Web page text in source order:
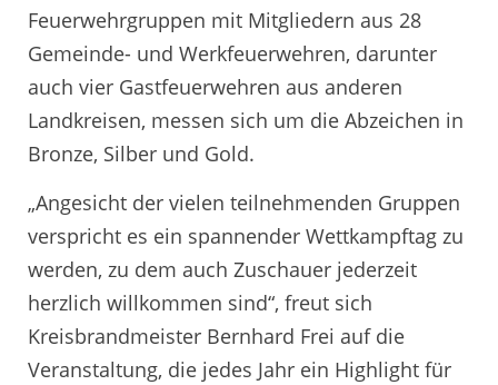
Feuerwehrgruppen mit Mitgliedern aus 28
Gemeinde- und Werkfeuerwehren, darunter
auch vier Gastfeuerwehren aus anderen
Landkreisen, messen sich um die Abzeichen in
Bronze, Silber und Gold.
„Angesicht der vielen teilnehmenden Gruppen
verspricht es ein spannender Wettkampftag zu
werden, zu dem auch Zuschauer jederzeit
herzlich willkommen sind“, freut sich
Kreisbrandmeister Bernhard Frei auf die
Veranstaltung, die jedes Jahr ein Highlight für